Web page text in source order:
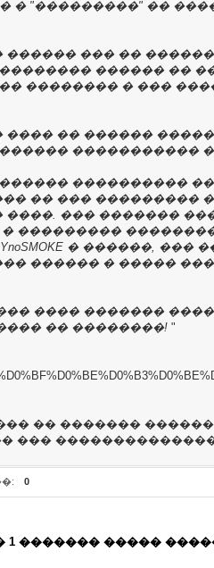
� "���������" ��
��� ��
������ ��
�������� � ���
�� ������
�����������
����������
�� ��� ���������
��� �������
���������
� ������,
������ � �����
���� �������
�� ��������! "
�� �������
���
0
������� �����